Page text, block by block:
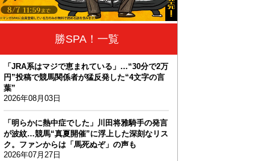
勝SPA！一覧
「JRA系はマジで恵まれている」…“30分で2万
円”投稿で競馬関係者が猛反発した“4文字の言
葉”
2026年08月03日
「明らかに熱中症でした」川田将雅騎手の発言
が波紋…競馬“真夏開催”に浮上した深刻なリス
ク。ファンからは「馬死ぬぞ」の声も
2026年07月27日